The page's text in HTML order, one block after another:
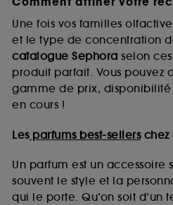
Une fois vos familles
et le type de concentration
catalogue Sephora selon
produit parfait. Vous pouvez
gamme de prix,
en cours !
Lesparfums best-sellerschez
Un parfum est un accessoire
souvent le style et la
qui le porte. Qu’on soit d’un